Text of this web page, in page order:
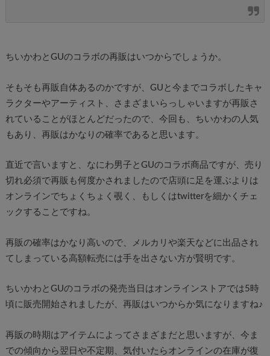
ちいかわとGUのコラボの再販はいつからでしょうか。
そもそも再販自体あるのかですが、GUと今までコラボしたキャ
ラクターやアーティスト、さまざまいらっしゃいますが再販さ
れていることがほとんどだったので、今回も、ちいかわの人気
もあり、再販はかなりの確率であると思います。
直近で言いますと、なにわ男子とGUのコラボ商品ですが、売り
切れ必須で再販も何度かされましたので店頭に足を運ぶよりは
オンラインでちょくちょく覗く、もしくはtwitterを細かくチェ
ックすることですね。
再販の確率はかなり高いので、メルカリや楽天などに出品され
てしまっている高額転売には手を出さない方が賢明です。
ちいかわとGUのコラボの発売当日はオンラインストアでは5時
頃に販売開始されましたが、再販はいつからか気になりますね♪
再販の時期はアイテムによってさまざまだと思いますが、今ま
での傾向から翌日や不定期、気付いたらオンラインの在庫が復